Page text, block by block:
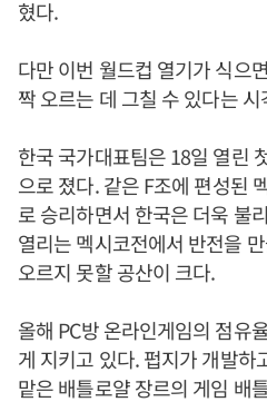
혔다.
다만 이번 월드컵 열기가 식으
짝 오르는 데 그칠 수 있다는 시
한국 국가대표팀은 18일 열린
으로 졌다. 같은 F조에 편성된
로 승리하면서 한국은 더욱 불
열리는 멕시코전에서 반전을
오르지 못할 공산이 크다.
올해 PC방 온라인게임의 점유
게 지키고 있다. 펍지가 개발하
맡은 배틀로얄 장르의 게임 배